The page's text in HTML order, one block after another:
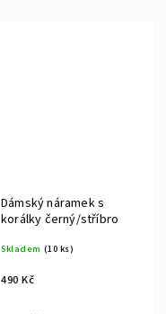
Dámský náramek s
korálky černý/stříbro
Skladem (10 ks)
490 Kč